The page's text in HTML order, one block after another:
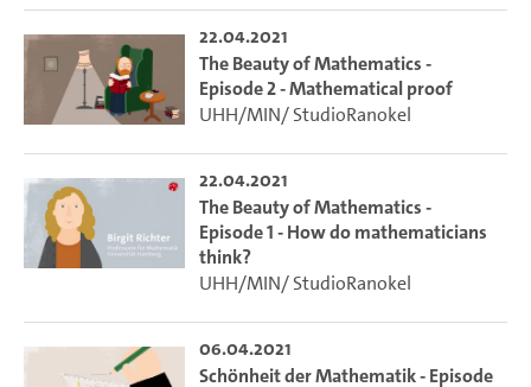
22.04.2021
The Beauty of Mathematics -
Episode 2 - Mathematical proof
UHH/MIN/ StudioRanokel
22.04.2021
The Beauty of Mathematics -
Episode 1 - How do mathematicians
think?
UHH/MIN/ StudioRanokel
06.04.2021
Schönheit der Mathematik - Episode